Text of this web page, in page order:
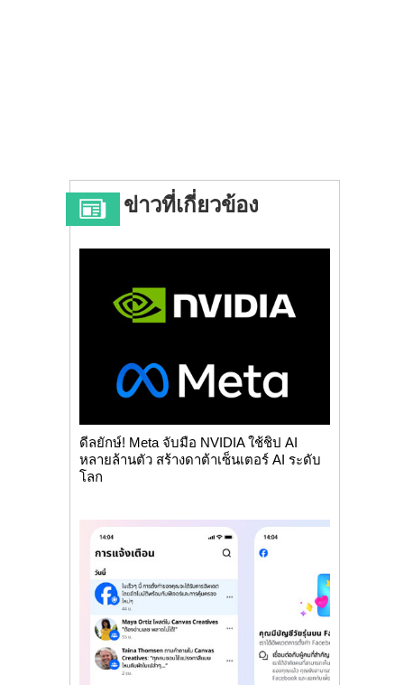
ข่าวที่เกี่ยวข้อง
ดีลยักษ์! Meta จับมือ NVIDIA ใช้ชิป AI
หลายล้านตัว สร้างดาต้าเซ็นเตอร์ AI ระดับ
โลก